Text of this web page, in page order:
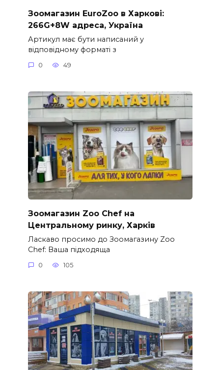
Зоомагазин EuroZoo в Харкові:
266G+8W адреса, Україна
Артикул має бути написаний у
відповідному форматі з
0 49
Зоомагазин Zoo Chef на
Центральному ринку, Харків
Ласкаво просимо до Зоомагазину Zoo
Chef: Ваша підходяща
0 105